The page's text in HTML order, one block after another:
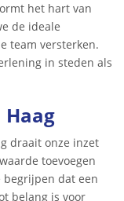
het hart van
de ideale
team versterken.
in steden als
draait onze inzet
toevoegen
begrijpen dat een
belang is voor